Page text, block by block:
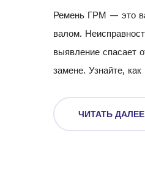
Ремень ГРМ — это
валом.
выявление спасает
замене. Узнайте,
ЧИТАТЬ ДАЛЕЕ